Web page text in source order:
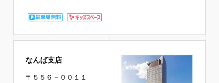
なんば支店
〒５５６－００１１